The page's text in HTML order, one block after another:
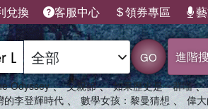
兌換 客服中心 領券專區
GO 進階
Odyssey 、 父親節 、 如果歷史是一群喵 、
的李登輝時代 、 數學女孩：黎曼猜想 、 偉